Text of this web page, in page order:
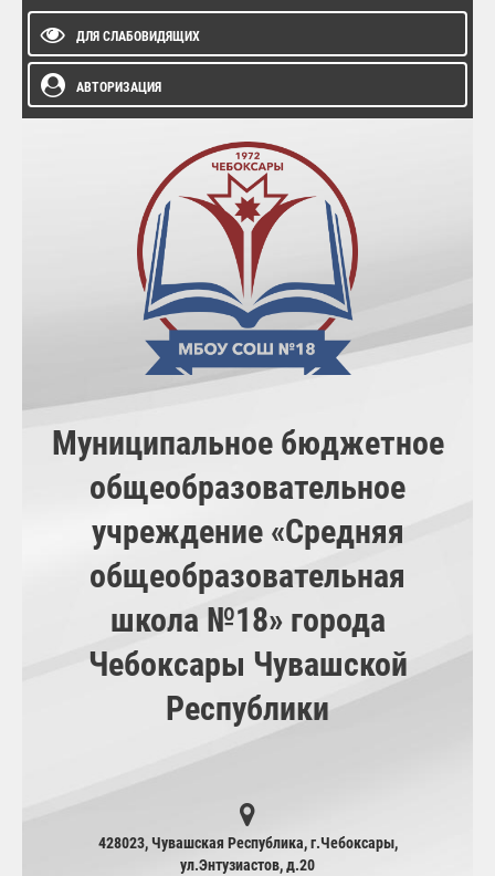
ДЛЯ СЛАБОВИДЯЩИХ
АВТОРИЗАЦИЯ
Муниципальное бюджетное
общеобразовательное
учреждение «Средняя
общеобразовательная
школа №18» города
Чебоксары Чувашской
Республики
428023, Чувашская Республика, г.Чебоксары,
ул.Энтузиастов, д.20